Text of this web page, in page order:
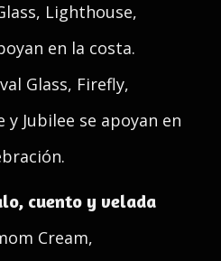
Lighthouse,
en la costa.
Glass, Firefly,
Jubilee se apoyan en
cuento y velada
Cream,